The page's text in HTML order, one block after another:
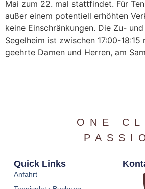
Mai zum 22. mal stattfindet. Für
außer einem potentiell erhöhten
keine Einschränkungen. Die Zu-
Segelheim ist zwischen 17:00-
geehrte Damen und Herren, am
ONE
Quick Links
Anfahrt